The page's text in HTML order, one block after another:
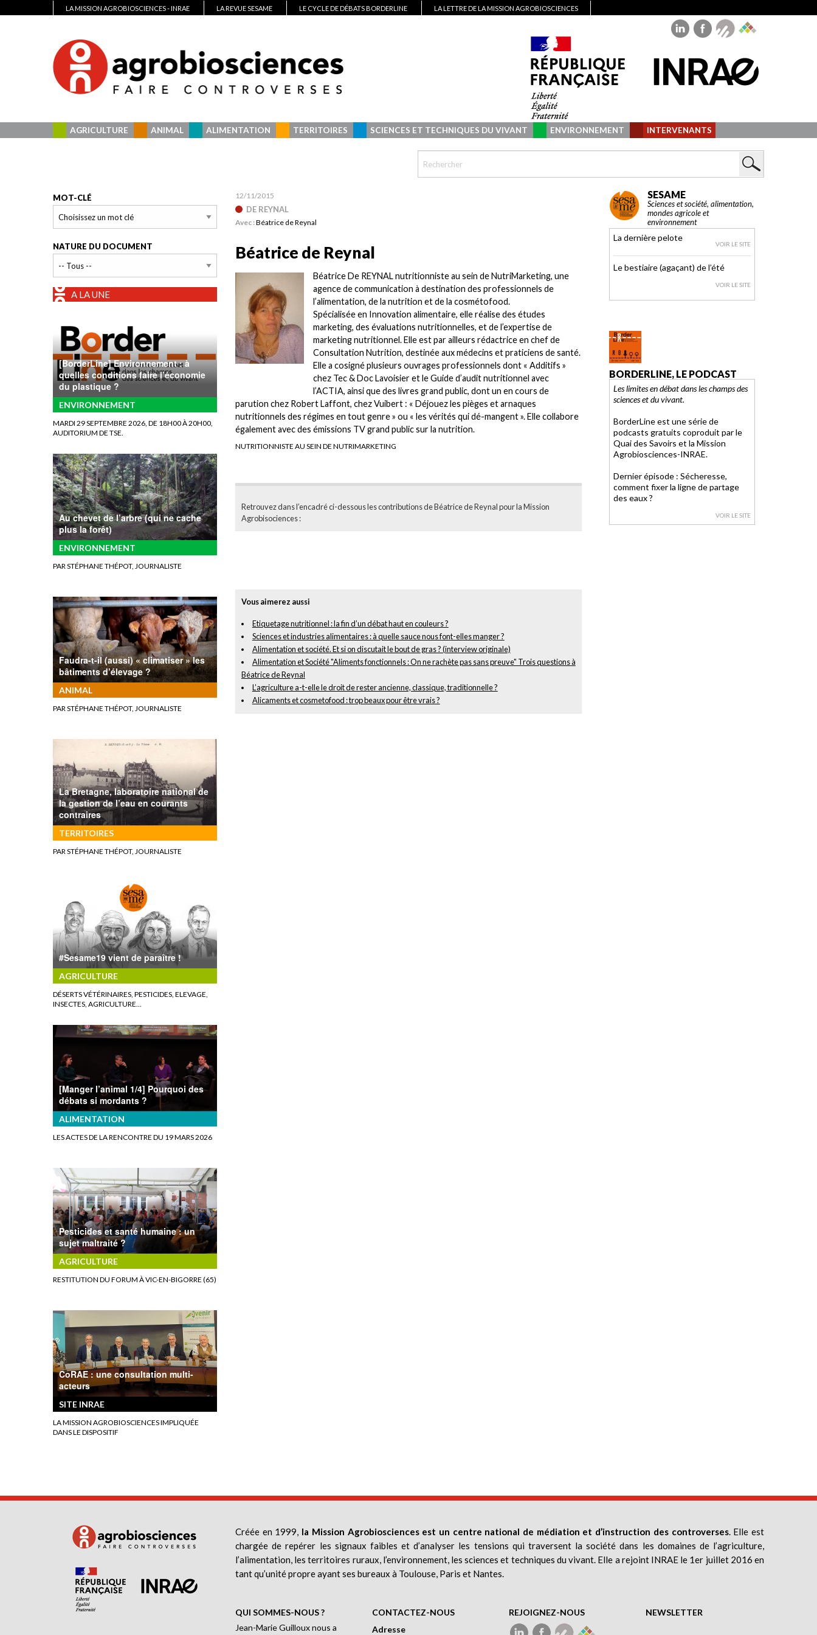
LA MISSION AGROBIOSCIENCES - INRAE LA REVUE SESAME LE CYCLE DE DÉBATS BORDERLINE LA LETTRE DE LA MISSION AGROBIOSCIENCES
AGRICULTURE ANIMAL ALIMENTATION TERRITOIRES SCIENCES ET TECHNIQUES DU VIVANT ENVIRONNEMENT INTERVENANTS
12/11/2015
DE REYNAL
Avec :Béatrice de Reynal
Béatrice de Reynal
Béatrice De REYNAL nutritionniste au sein de NutriMarketing, une
agence de communication à destination des professionnels de
l’alimentation, de la nutrition et de la cosmétofood.
Spécialisée en Innovation alimentaire, elle réalise des études
marketing, des évaluations nutritionnelles, et de l’expertise de
marketing nutritionnel. Elle est par ailleurs rédactrice en chef de
Consultation Nutrition, destinée aux médecins et praticiens de santé.
Elle a cosigné plusieurs ouvrages professionnels dont « Additifs »
chez Tec & Doc Lavoisier et le Guide d’audit nutritionnel avec
l’ACTIA, ainsi que des livres grand public, dont un en cours de
parution chez Robert Laffont, chez Vuibert : « Déjouez les pièges et arnaques
nutritionnels des régimes en tout genre » ou « les vérités qui dé-mangent ». Elle collabore
également avec des émissions TV grand public sur la nutrition.
NUTRITIONNISTE AU SEIN DE NUTRIMARKETING
Retrouvez dans l’encadré ci-dessous les contributions de Béatrice de Reynal pour la Mission
Agrobisociences :
Vous aimerez aussi
Etiquetage nutritionnel : la fin d’un débat haut en couleurs ?
Sciences et industries alimentaires : à quelle sauce nous font-elles manger ?
Alimentation et société. Et si on discutait le bout de gras ? (interview originale)
Alimentation et Société "Aliments fonctionnels : On ne rachète pas sans preuve" Trois questions à
Béatrice de Reynal
L’agriculture a-t-elle le droit de rester ancienne, classique, traditionnelle ?
Alicaments et cosmetofood : trop beaux pour être vrais ?
MOT-CLÉ
NATURE DU DOCUMENT
A LA UNE
[BorderLine] Environnement : à
quelles conditions faire l’économie
du plastique ?
ENVIRONNEMENT
MARDI 29 SEPTEMBRE 2026, DE 18H00 À 20H00,
AUDITORIUM DE TSE.
Au chevet de l’arbre (qui ne cache
plus la forêt)
ENVIRONNEMENT
PAR STÉPHANE THÉPOT, JOURNALISTE
Faudra-t-il (aussi) « climatiser » les
bâtiments d’élevage ?
ANIMAL
PAR STÉPHANE THÉPOT, JOURNALISTE
La Bretagne, laboratoire national de
la gestion de l’eau en courants
contraires
TERRITOIRES
PAR STÉPHANE THÉPOT, JOURNALISTE
#Sesame19 vient de paraître !
AGRICULTURE
DÉSERTS VÉTÉRINAIRES, PESTICIDES, ELEVAGE,
INSECTES, AGRICULTURE…
[Manger l’animal 1/4] Pourquoi des
débats si mordants ?
ALIMENTATION
LES ACTES DE LA RENCONTRE DU 19 MARS 2026
Pesticides et santé humaine : un
sujet maltraité ?
AGRICULTURE
RESTITUTION DU FORUM À VIC-EN-BIGORRE (65)
CoRAE : une consultation multi-
acteurs
SITE INRAE
LA MISSION AGROBIOSCIENCES IMPLIQUÉE
DANS LE DISPOSITIF
SESAME
Sciences et société, alimentation,
mondes agricole et
environnement
La dernière pelote
VOIR LE SITE
Le bestiaire (agaçant) de l’été
VOIR LE SITE
BORDERLINE, LE PODCAST
Les limites en débat dans les champs des
sciences et du vivant.
BorderLine est une série de
podcasts gratuits coproduit par le
Quai des Savoirs et la Mission
Agrobiosciences-INRAE.
Dernier épisode : Sécheresse,
comment fixer la ligne de partage
des eaux ?
VOIR LE SITE
Créée en 1999, la Mission Agrobiosciences est un centre national de médiation et d’instruction des controverses. Elle est
chargée de repérer les signaux faibles et d’analyser les tensions qui traversent la société dans les domaines de l’agriculture,
l’alimentation, les territoires ruraux, l’environnement, les sciences et techniques du vivant. Elle a rejoint INRAE le 1er juillet 2016 en
tant qu’unité propre ayant ses bureaux à Toulouse, Paris et Nantes.
QUI SOMMES-NOUS ?
Jean-Marie Guilloux nous a
CONTACTEZ-NOUS
Adresse
REJOIGNEZ-NOUS NEWSLETTER